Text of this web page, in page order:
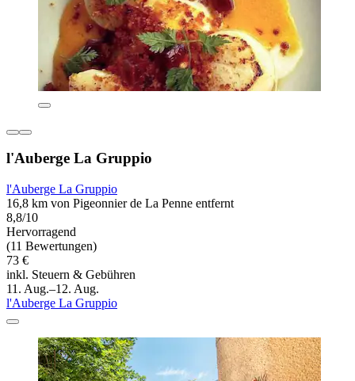
l'Auberge La Gruppio
l'Auberge La Gruppio
16,8 km von Pigeonnier de La Penne entfernt
8,8/10
Hervorragend
(11 Bewertungen)
73 €
inkl. Steuern & Gebühren
11. Aug.–12. Aug.
l'Auberge La Gruppio